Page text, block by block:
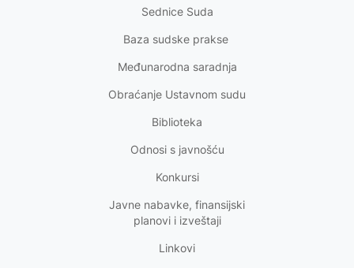
Sednice Suda
Baza sudske prakse
Međunarodna saradnja
Obraćanje Ustavnom sudu
Biblioteka
Odnosi sjavnošću
Konkursi
Javne nabavke, finansijski
planovi i izveštaji
Linkovi